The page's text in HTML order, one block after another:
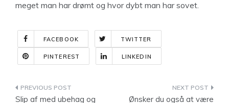
meget man har drømt og hvor dybt man har sovet.
FACEBOOK TWITTER
PINTEREST LINKEDIN
Indlægsnavigation
Slip af med ubehag og
Ønsker du også at være